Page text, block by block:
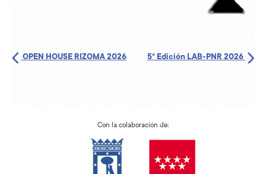
OPEN HOUSE RIZOMA 2026 5ª Edición LAB-PNR 2026
Con la colaboración de: